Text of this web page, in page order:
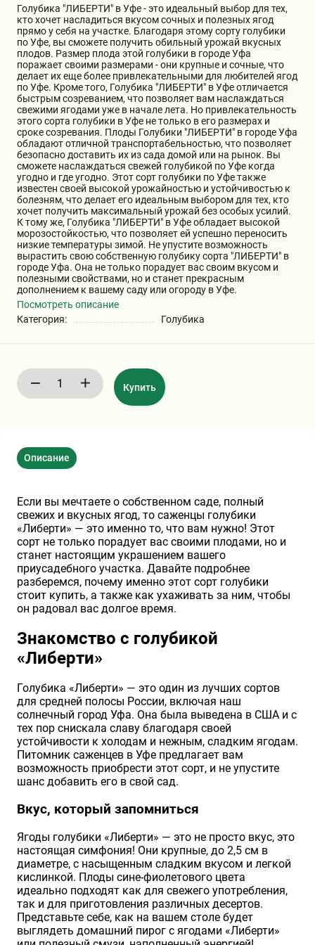
Шарафуга
Бирючина
Плющ
Овсяница
Кустарники
ПАМПАСНАЯ ТРАВА
(КОРТАДЕРИЯ)
Кизильник саженец
Олеандр саженцы
Экзотические растения
Декоративные саженцы
Комнатные растения
Хвойные саженцы
Клематис
Глициния
Гвоздика саженцы
Зелень и пряные травы
Голубика "ЛИБЕРТИ" в Уфе - это идеальный выбор для тех,
кто хочет насладиться вкусом сочных и полезных ягод
прямо у себя на участке. Благодаря этому сорту голубики
по Уфе, вы сможете получить обильный урожай вкусных
плодов. Размер плода этой голубики в городе Уфа
поражает своими размерами - они крупные и сочные, что
делает их еще более привлекательными для любителей ягод
по Уфе. Кроме того, Голубика "ЛИБЕРТИ" в Уфе отличается
быстрым созреванием, что позволяет вам наслаждаться
свежими ягодами уже в начале лета. Но привлекательность
этого сорта голубики в Уфе не только в его размерах и
сроке созревания. Плоды Голубики "ЛИБЕРТИ" в городе Уфа
обладают отличной транспортабельностью, что позволяет
безопасно доставить их из сада домой или на рынок. Вы
сможете наслаждаться свежей голубикой по Уфе когда
угодно и где угодно. Этот сорт голубики по Уфе также
известен своей высокой урожайностью и устойчивостью к
болезням, что делает его идеальным выбором для тех, кто
хочет получить максимальный урожай без особых усилий.
К тому же, Голубика "ЛИБЕРТИ" в Уфе обладает высокой
морозостойкостью, что позволяет ей успешно переносить
низкие температуры зимой. Не упустите возможность
вырастить свою собственную голубику сорта "ЛИБЕРТИ" в
городе Уфа. Она не только порадует вас своим вкусом и
полезными свойствами, но и станет прекрасным
дополнением к вашему саду или огороду в Уфе.
Посмотреть описание
Категория:
Голубика
Купить
Описание
Если вы мечтаете о собственном саде, полный
свежих и вкусных ягод, то саженцы голубики
«Либерти» — это именно то, что вам нужно! Этот
сорт не только порадует вас своими плодами, но и
станет настоящим украшением вашего
приусадебного участка. Давайте подробнее
разберемся, почему именно этот сорт голубики
стоит купить, а также как ухаживать за ним, чтобы
он радовал вас долгое время.
Знакомство с голубикой
«Либерти»
Голубика «Либерти» — это один из лучших сортов
для средней полосы России, включая наш
солнечный город Уфа. Она была выведена в США и с
тех пор снискала славу благодаря своей
устойчивости к холодам и нежным, сладким ягодам.
Питомник саженцев в Уфе предлагает вам
возможность приобрести этот сорт, и не упустите
шанс добавить его в свой сад.
Вкус, который запомниться
Ягоды голубики «Либерти» — это не просто вкус, это
настоящая симфония! Они крупные, до 2,5 см в
диаметре, с насыщенным сладким вкусом и легкой
кислинкой. Плоды сине-фиолетового цвета
идеально подходят как для свежего употребления,
так и для приготовления различных десертов.
Представьте себе, как на вашем столе будет
выглядеть домашний пирог с ягодами «Либерти»